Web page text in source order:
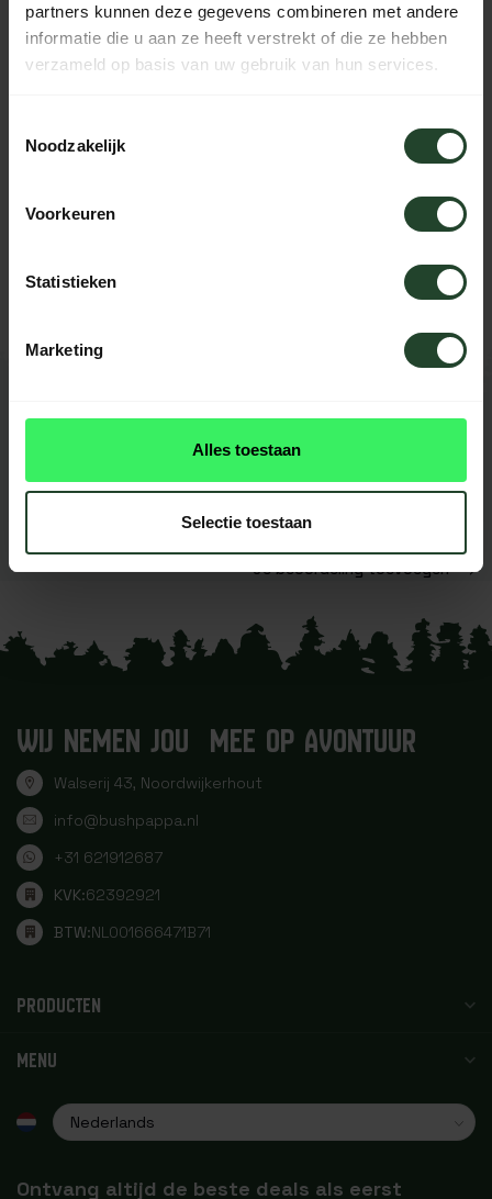
partners kunnen deze gegevens combineren met andere
informatie die u aan ze heeft verstrekt of die ze hebben
verzameld op basis van uw gebruik van hun services.
Noodzakelijk
Voorkeuren
Statistieken
Marketing
Alles toestaan
Selectie toestaan
PRODUCTOMSCHRIJVING
REVIEWS 0beoordelingen
Dit product heeft nog geen
Je beoordeling toevoegen
WIJ NEMEN JOU MEE OP AVONTUUR
Walserij 43, Noordwijkerhout
info@bushpappa.nl
+31 621912687
KVK:62392921
BTW:NL001666471B71
PRODUCTEN
MENU
Ontvang altijd de beste deals als eerst